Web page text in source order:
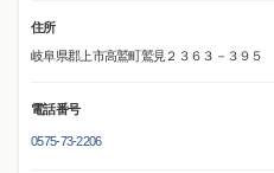
住所
岐阜県郡上市高鷲町鷲見２３６３－３９５
電話番号
0575-73-2206